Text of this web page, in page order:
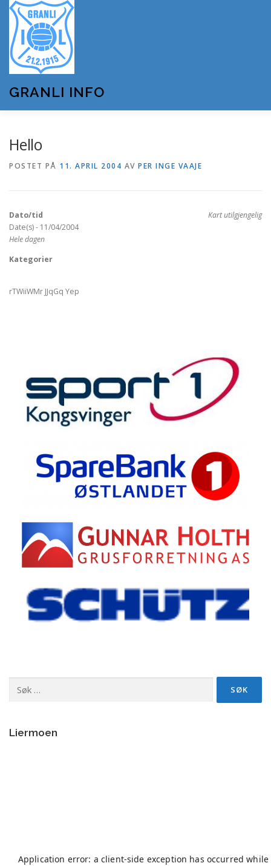
innhold
GRANLI INFO
OM GRANLI INFO
Hello
POSTET PÅ 11. APRIL 2004 AV PER INGE VAAJE
Kart utilgjengelig
Dato/tid
Date(s) - 11/04/2004
Hele dagen
Kategorier
rTWiiWMr JJqGq Yep
etter:
Liermoen